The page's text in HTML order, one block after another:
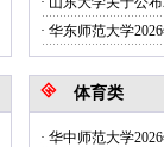
· 华东师范大学
体育类
· 华中师范大学